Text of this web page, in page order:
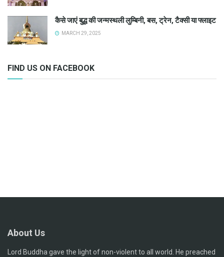
कैसे जाएं बुद्ध की जन्मस्थली लुम्बिनी, बस, ट्रेन, टैक्सी या फ्लाइट
MARCH 29, 2025
FIND US ON FACEBOOK
About Us
Lord Buddha gave the light of non-violent to all world. He preached